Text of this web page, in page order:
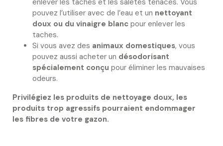
pouvez l’utiliser avec de l’eau et un nettoyant
doux ou du vinaigre blanc pour enlever les
taches.
Si vous avez des animaux domestiques, vous
pouvez aussi acheter un désodorisant
spécialement conçu pour éliminer les mauvaises
odeurs.
Privilégiez les produits de nettoyage doux, les
produits trop agressifs pourraient endommager
les fibres de votre gazon.